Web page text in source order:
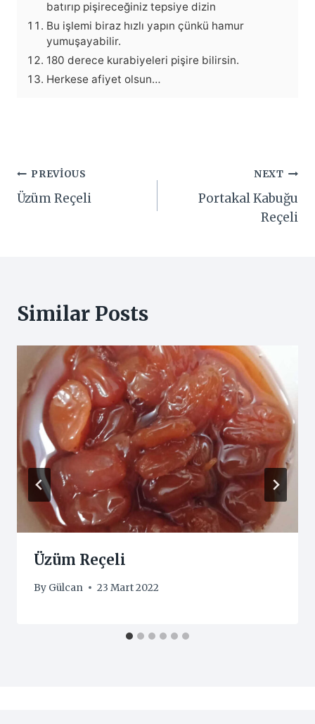
batırıp pişireceğiniz tepsiye dizin
Bu işlemi biraz hızlı yapın çünkü hamur
yumuşayabilir.
180 derece kurabiyeleri pişire bilirsin.
Herkese afiyet olsun…
Yazı
gezinmesi
PREVIOUS
Üzüm Reçeli
NEXT
Portakal Kabuğu
Reçeli
Similar Posts
Üzüm Reçeli
By Gülcan 23 Mart 2022